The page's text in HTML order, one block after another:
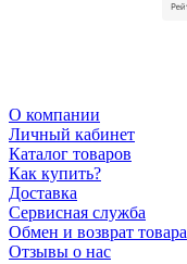
О компании
Личный кабинет
Каталог товаров
Как купить?
Доставка
Сервисная служба
Обмен и возврат товара
Отзывы о нас